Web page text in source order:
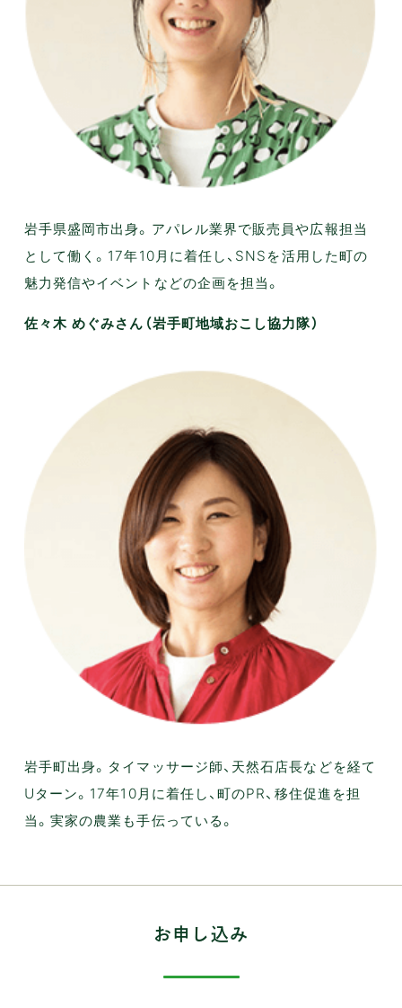
岩手県盛岡市出身。アパレル業界で販売員や広報担当
として働く。17年10月に着任し、SNSを活用した町の
魅力発信やイベントなどの企画を担当。
佐々木 めぐみさん（岩手町地域おこし協力隊）
岩手町出身。タイマッサージ師、天然石店長などを経て
Uターン。17年10月に着任し、町のPR、移住促進を担
当。実家の農業も手伝っている。
お申し込み